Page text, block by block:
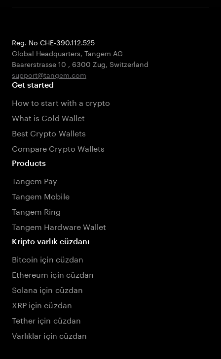
Reg. No CHE-390.112.525
Global Headquarters, Tangem AG
Baarerstrasse 10 , 6300 Zug, Switzerland
support@tangem.com
Get started
How to start with a crypto
What is Cold Wallet
Best Crypto Wallets
Compare Crypto Wallets
Products
Tangem Pay
Tangem Mobile
Tangem Ring
Tangem Hardware Wallet
Kripto varlık cüzdanı
Bitcoin için cüzdan
Ethereum için cüzdan
Solana için cüzdan
XRP için cüzdan
Tether için cüzdan
Varlıklar için cüzdan